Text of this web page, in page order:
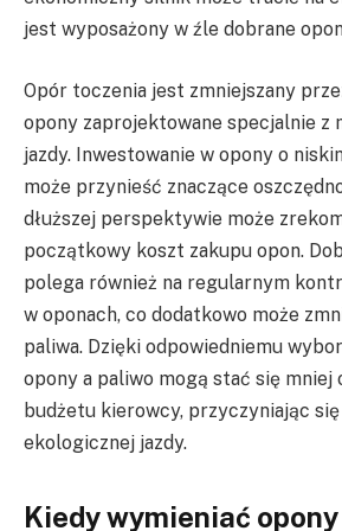
jest wyposażony w źle dobrane
Opór toczenia jest zmniejszany
opony zaprojektowane specjalnie z
jazdy. Inwestowanie w opony o
może przynieść znaczące
dłuższej perspektywie może
początkowy koszt zakupu opon.
polega również na regularnym
w oponach, co dodatkowo może
paliwa. Dzięki odpowiedniemu
opony a paliwo mogą stać się mniej
budżetu kierowcy, przyczyniając
ekologicznej jazdy.
Kiedy wymieniać